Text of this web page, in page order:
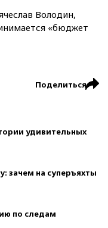
Володин,
«бюджет
Поделиться
удивительных
зачем на суперъяхты
по следам